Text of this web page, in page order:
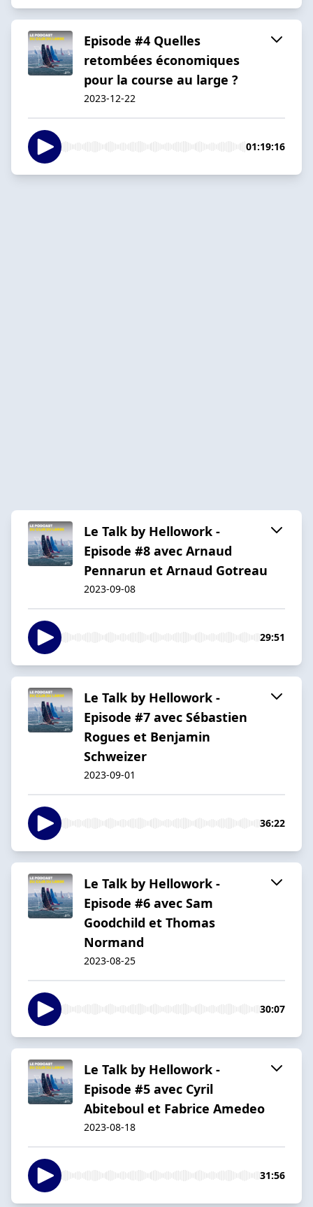
Episode #4 Quelles
retombées économiques
pour la course au large ?
2023-12-22
01:19:16
Le Talk by Hellowork -
Episode #8 avec Arnaud
Pennarun et Arnaud Gotreau
2023-09-08
29:51
Le Talk by Hellowork -
Episode #7 avec Sébastien
Rogues et Benjamin
Schweizer
2023-09-01
36:22
Le Talk by Hellowork -
Episode #6 avec Sam
Goodchild et Thomas
Normand
2023-08-25
30:07
Le Talk by Hellowork -
Episode #5 avec Cyril
Abiteboul et Fabrice Amedeo
2023-08-18
31:56